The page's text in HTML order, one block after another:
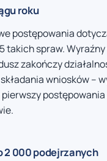
roku
postępowania
takich spraw.
zakończy
wniosków –
2 000 podejrzanych